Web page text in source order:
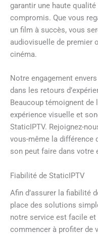
garantir une haute qualité
compromis. Que vous
un film à succès, vous
audiovisuelle de premier
cinéma.
Notre engagement
dans les retours
Beaucoup témoignent de
expérience visuelle et
StaticIPTV. Rejoignez-
vous-même la différence
son peut faire dans votre
Fiabilité de StaticIPTV
Afin d’assurer la fiabilité
place des solutions
notre service est facile
commencer à profiter de